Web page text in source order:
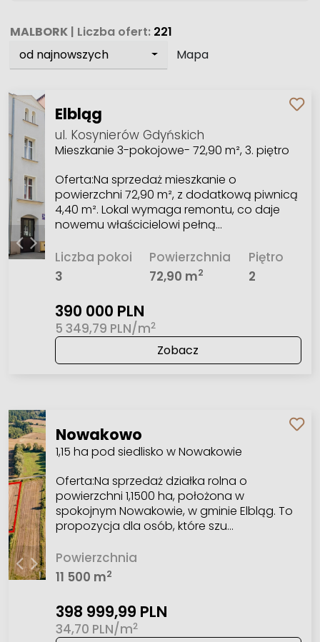
MALBORK | Liczba ofert: 221
od najnowszych
Mapa
Elbląg
ul. Kosynierów Gdyńskich
Mieszkanie 3-pokojowe- 72,90 m², 3. piętro
Oferta:Na sprzedaż mieszkanie o
powierzchni 72,90 m², z dodatkową piwnicą
4,40 m². Lokal wymaga remontu, co daje
nowemu właścicielowi pełną…
Liczba pokoi
3
Powierzchnia
72,90 m2
Piętro
2
390 000 PLN
5 349,79 PLN/m2
Zobacz
Nowakowo
1,15 ha pod siedlisko w Nowakowie
Oferta:Na sprzedaż działka rolna o
powierzchni 1,1500 ha, położona w
spokojnym Nowakowie, w gminie Elbląg. To
propozycja dla osób, które szu…
Powierzchnia
11 500 m2
398 999,99 PLN
34,70 PLN/m2